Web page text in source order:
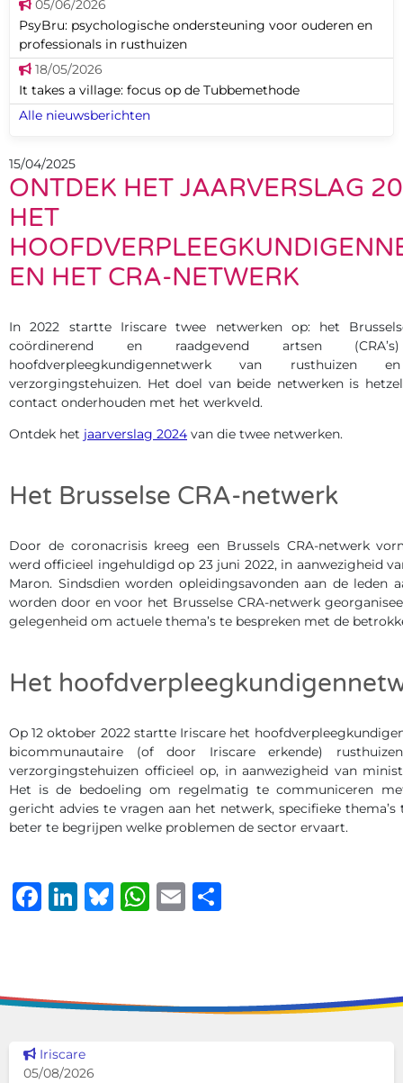
05/06/2026
PsyBru: psychologische ondersteuning voor ouderen en
professionals in rusthuizen
18/05/2026
It takes a village: focus op de Tubbemethode
Alle nieuwsberichten
15/04/2025
ONTDEK HET JAARVERSLAG
HET
EN HET CRA-NETWERK
In 2022 startte Iriscare twee netwerken op: het
coördinerend en raadgevend artsen
hoofdverpleegkundigennetwerk van
verzorgingstehuizen. Het doel van beide netwerken is
contact onderhouden met het werkveld.
Ontdek het jaarverslag 2024 van die twee netwerken.
Het Brusselse CRA-netwerk
Door de coronacrisis kreeg een Brussels CRA-netwerk
werd officieel ingehuldigd op 23 juni 2022, in aanwezigheid
Maron. Sindsdien worden opleidingsavonden aan de leden
worden door en voor het Brusselse CRA-netwerk
gelegenheid om actuele thema’s te bespreken met de
Het
Op 12 oktober 2022 startte Iriscare het
bicommunautaire (of door Iriscare erkende)
verzorgingstehuizen officieel op, in aanwezigheid van
Het is de bedoeling om regelmatig te communiceren
gericht advies te vragen aan het netwerk, specifieke thema’s
beter te begrijpen welke problemen de sector ervaart.
Facebook
LinkedIn
Bluesky
WhatsApp
Email
Dit nieuws tonen
Iriscare
05/08/2026